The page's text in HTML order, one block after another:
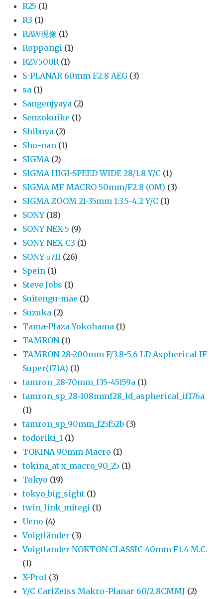
R25 (1)
R3 (1)
RAW現像 (1)
Roppongi (1)
RZV500R (1)
S-PLANAR 60mm F2.8 AEG (3)
sa (1)
Sangenjyaya (2)
Senzokuike (1)
Shibuya (2)
Sho-nan (1)
SIGMA (2)
SIGMA HIGI-SPEED WIDE 28/1.8 Y/C (1)
SIGMA MF MACRO 50mm/F2.8 (OM) (3)
SIGMA ZOOM 21-35mm 1:3.5-4.2 Y/C (1)
SONY (18)
SONY NEX-5 (9)
SONY NEX-C3 (1)
SONY α7II (26)
Spein (1)
Steve Jobs (1)
Suitengu-mae (1)
Suzuka (2)
Tama-Plaza Yokohama (1)
TAMRON (1)
TAMRON 28-200mm F/3.8-5.6 LD Aspherical IF
Super(171A) (1)
tamron_28-70mm_f35-45159a (1)
tamron_sp_28-108mmf28_ld_aspherical_if176a
(1)
tamron_sp_90mm_f25f52b (3)
todoriki_1 (1)
TOKINA 90mm Macro (1)
tokina_at-x_macro_90_25 (1)
Tokyo (19)
tokyo_big_sight (1)
twin_link_mitegi (1)
Ueno (4)
Voigtländer (3)
Voigtlander NOKTON CLASSIC 40mm F1.4 M.C.
(1)
X-Pro1 (3)
Y/C CarlZeiss Makro-Planar 60/2.8CMMJ (2)